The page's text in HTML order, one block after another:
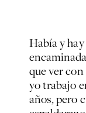
Había y
que ver
yo trabajo
años, pero